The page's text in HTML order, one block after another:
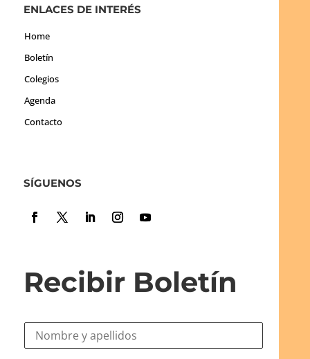
ENLACES DE INTERÉS
Home
Boletín
Colegios
Agenda
Contacto
SÍGUENOS
Recibir Boletín
N